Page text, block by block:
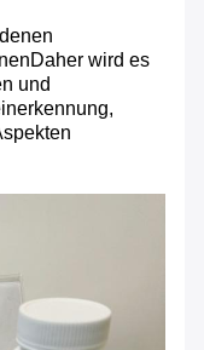
wird es
und